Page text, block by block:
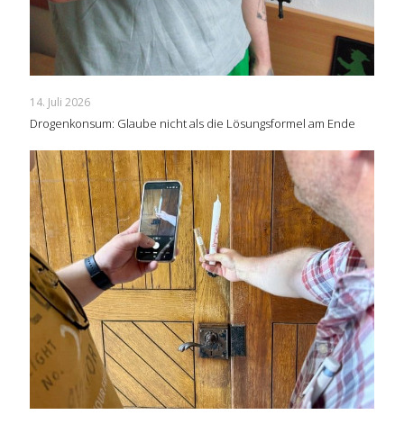
14. Juli 2026
Drogenkonsum: Glaube nicht als die Lösungsformel am Ende